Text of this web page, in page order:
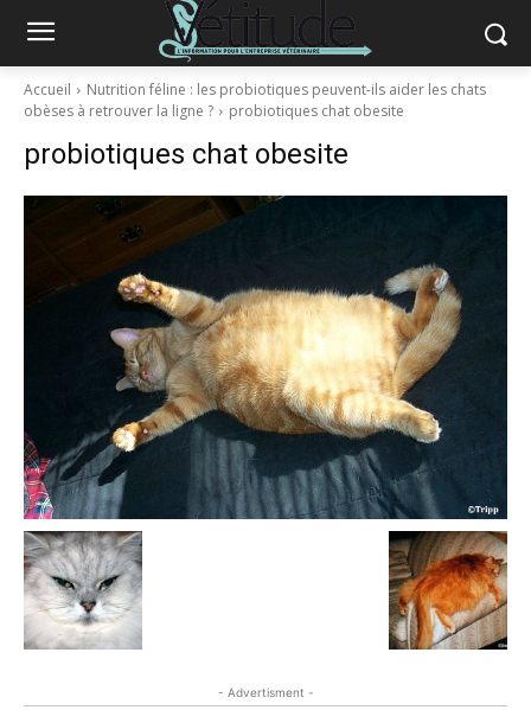
Accueil
Nutrition féline : les probiotiques peuvent-ils aider les chats
obèses à retrouver la ligne ?
probiotiques chat obesite
probiotiques chat obesite
- Advertisment -